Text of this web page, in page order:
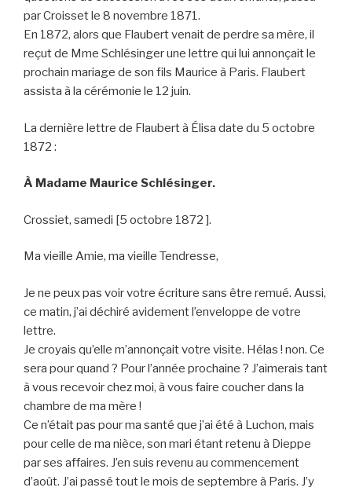
par Croisset le 8 novembre 1871.
En 1872, alors que Flaubert venait de perdre sa mère, il
reçut de Mme Schlésinger une lettre qui lui annonçait le
prochain mariage de son fils Maurice à Paris. Flaubert
assista à la cérémonie le 12 juin.
La dernière lettre de Flaubert à Élisa date du 5 octobre
1872 :
À Madame Maurice Schlésinger.
Crossiet, samedi [5 octobre 1872 ].
Ma vieille Amie, ma vieille Tendresse,
Je ne peux pas voir votre écriture sans être remué. Aussi,
ce matin, j’ai déchiré avidement l’enveloppe de votre
lettre.
Je croyais qu’elle m’annonçait votre visite. Hélas ! non. Ce
sera pour quand ? Pour l’année prochaine ? J’aimerais tant
à vous recevoir chez moi, à vous faire coucher dans la
chambre de ma mère !
Ce n’était pas pour ma santé que j’ai été à Luchon, mais
pour celle de ma nièce, son mari étant retenu à Dieppe
par ses affaires. J’en suis revenu au commencement
d’août. J’ai passé tout le mois de septembre à Paris. J’y